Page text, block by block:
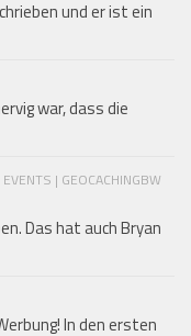
und er ist ein
war, dass die
| GEOCACHINGBW
Das hat auch Bryan
In den ersten